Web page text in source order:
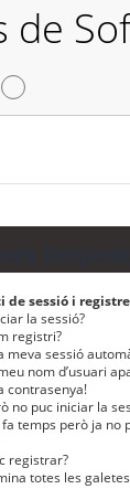
de
de sessió i registre
la sessió?
registri?
meva sessió
nom d’usuari
contrasenya!
no puc iniciar la
temps però ja no
registrar?
totes les